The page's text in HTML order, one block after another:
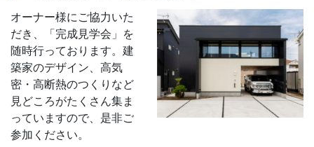
オーナー様にご協力いた
だき、「完成見学会」を
随時行っております。建
築家のデザイン、高気
密・高断熱のつくりなど
見どころがたくさん集ま
っていますので、是非ご
参加ください。